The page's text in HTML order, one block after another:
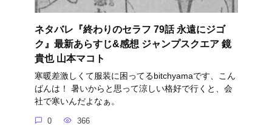
ネタバレ『終わりのセラフ 79話 永遠にジゴ
ク』最新あらすじ&感想 ジャンプスクエア 鏡
貴也 山本マコト
寒暖差激しくて服装に困ってるbitchyamaです、こん
ばんは！ 暑いからと思って涼しい格好で行くと、会
社で寒いんだよなぁ。
0 366